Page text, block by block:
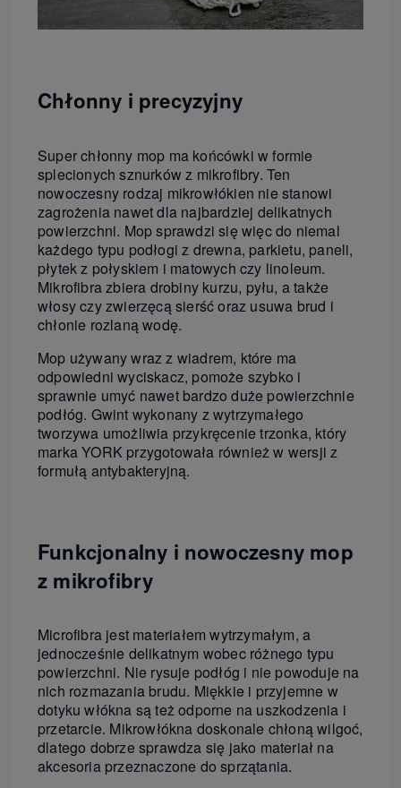
Chłonny i precyzyjny
Super chłonny mop ma końcówki w formie
splecionych sznurków z mikrofibry. Ten
nowoczesny rodzaj mikrowłókien nie stanowi
zagrożenia nawet dla najbardziej delikatnych
powierzchni. Mop sprawdzi się więc do niemal
każdego typu podłogi z drewna, parkietu, paneli,
płytek z połyskiem i matowych czy linoleum.
Mikrofibra zbiera drobiny kurzu, pyłu, a także
włosy czy zwierzęcą sierść oraz usuwa brud i
chłonie rozlaną wodę.
Mop używany wraz z wiadrem, które ma
odpowiedni wyciskacz, pomoże szybko i
sprawnie umyć nawet bardzo duże powierzchnie
podłóg. Gwint wykonany z wytrzymałego
tworzywa umożliwia przykręcenie trzonka, który
marka YORK przygotowała również w wersji z
formułą antybakteryjną.
Funkcjonalny i nowoczesny mop
z mikrofibry
Microfibra jest materiałem wytrzymałym, a
jednocześnie delikatnym wobec różnego typu
powierzchni. Nie rysuje podłóg i nie powoduje na
nich rozmazania brudu. Miękkie i przyjemne w
dotyku włókna są też odporne na uszkodzenia i
przetarcie. Mikrowłókna doskonale chłoną wilgoć,
dlatego dobrze sprawdza się jako materiał na
akcesoria przeznaczone do sprzątania.